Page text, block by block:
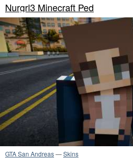
Nurgrl3 Minecraft Ped
GTA San Andreas—Skins